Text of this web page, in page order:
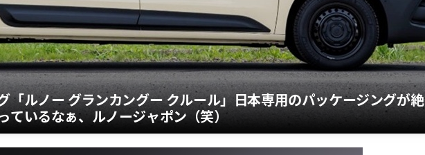
「ルノー グランカングー クルール」日本専用のパッケージングが絶
ているなぁ、ルノージャポン（笑）